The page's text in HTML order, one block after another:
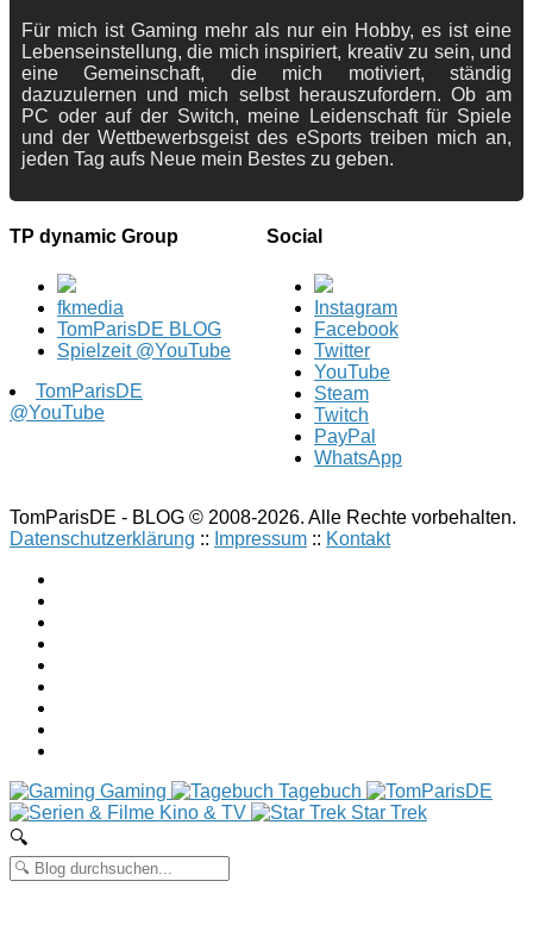
Für mich ist Gaming mehr als nur ein Hobby, es ist eine
Lebenseinstellung, die mich inspiriert, kreativ zu sein, und
eine Gemeinschaft, die mich motiviert, ständig
dazuzulernen und mich selbst herauszufordern. Ob am
PC oder auf der Switch, meine Leidenschaft für Spiele
und der Wettbewerbsgeist des eSports treiben mich an,
jeden Tag aufs Neue mein Bestes zu geben.
TP dynamic Group
fkmedia
TomParisDE BLOG
Spielzeit @YouTube
TomParisDE
@YouTube
Social
Instagram
Facebook
Twitter
YouTube
Steam
Twitch
PayPal
WhatsApp
TomParisDE - BLOG © 2008-2026. Alle Rechte vorbehalten.
Datenschutzerklärung :: Impressum :: Kontakt
Gaming
Tagebuch
Kino & TV
Star Trek
🔍